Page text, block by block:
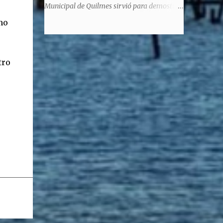
significaba de ninguna manera que era ad
honorem, es decir, solo por el honor y no
estipendio -depende el cargo- pero tenían
importantísimos beneficios económicos".
Siguie diciendo Castellano: "Los ...
Municipal de Quilmes sirvió para demostrar
tantos inmigrantes que llegaron a la
Argentina para hacer la América. La
historia, escrita por el propio protagonista y
Julio Molina -a la sazón director de la
pieza-, va contando la vida del Galego, que
llegó al país y que trabajando fue quemando
etapas, esforzándose a puro pulmón. Pero
también está lo vivido en su España natal,
con el tema de la guerra civil que sufrió la
familia y tuvo la grieta que instaló el
generalisimo Franco con una enorme cuota
de torturas, persecución, secuestros,
prisiones. El dolor vivido en carne propia y
trasladado a la piel, para contar todo lo
padecido. El relato tiene morriña, saudades,
el canto a Galicia, tierra de los padres y